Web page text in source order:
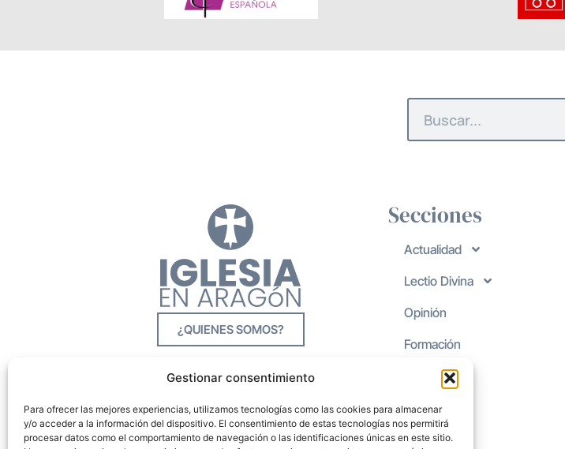
Gestionar consentimiento
Para ofrecer las mejores experiencias, utilizamos tecnologías como las cookies para almacenar
y/o acceder a la información del dispositivo. El consentimiento de estas tecnologías nos permitirá
procesar datos como el comportamiento de navegación o las identificaciones únicas en este sitio.
¿QUIENES SOMOS?
Secciones
Actualidad
Lectio Divina
Opinión
Formación